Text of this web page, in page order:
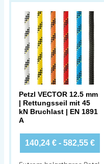
Petzl VECTOR 12.5 mm
| Rettungsseil mit 45
kN Bruchlast | EN 1891
A
140,24 €- 582,55 €